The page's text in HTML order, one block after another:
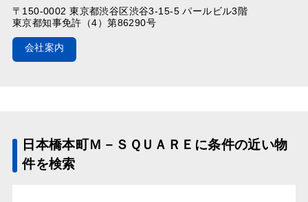
〒150-0002 東京都渋谷区渋谷3-15-5 パールビル3階
東京都知事免許（4）第86290号
会社案内
日本橋本町Ｍ－ＳＱＵＡＲＥに条件の近い物
件を検索